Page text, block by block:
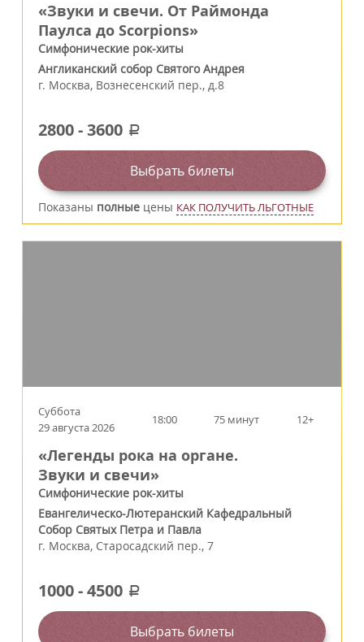
«Звуки и свечи. От Раймонда
Паулса до Scorpions»
Симфонические рок-хиты
Англиканский собор Святого Андрея
г. Москва, Вознесенский пер., д.8
2800-3600 a
Выбрать билеты
Показаны полные цены КАК ПОЛУЧИТЬ ЛЬГОТНЫЕ
Суббота
29 августа 2026
18:00 75 минут 12+
«Легенды рока на органе.
Звуки и свечи»
Симфонические рок-хиты
Евангелическо-Лютеранский Кафедральный
Собор Святых Петра и Павла
г. Москва, Старосадский пер., 7
1000-4500 a
Выбрать билеты